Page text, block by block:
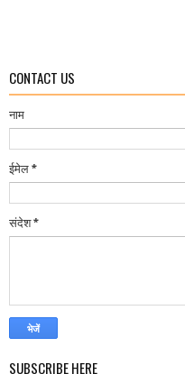
CONTACT US
नाम
ईमेल *
संदेश*
SUBSCRIBE HERE